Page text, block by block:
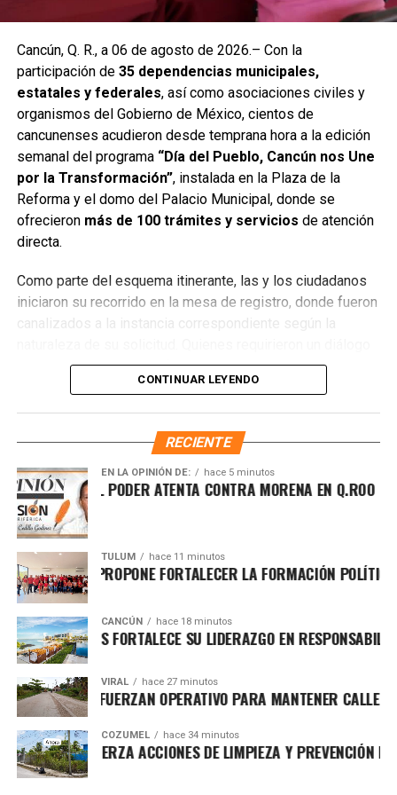
Recibe las noticias al instante
Únete al canal oficial de WhatsApp de
Quinto Poder y recibe las noticias más
importantes de Quintana Roo directamente
en tu teléfono.
Unirme al canal de WhatsApp
Cancún, Q. R., a 06 de agosto de 2026.– Con la
participación de 35 dependencias municipales,
estatales y federales, así como asociaciones civiles y
organismos del Gobierno de México, cientos de
cancunenses acudieron desde temprana hora a la edición
semanal del programa “Día del Pueblo, Cancún nos Une
por la Transformación”, instalada en la Plaza de la
Reforma y el domo del Palacio Municipal, donde se
ofrecieron más de 100 trámites y servicios de atención
directa.
Como parte del esquema itinerante, las y los ciudadanos
iniciaron su recorrido en la mesa de registro, donde fueron
canalizados a la instancia correspondiente según la
directo con la autoridad fueron atendidos personalmente
Encargada de Despacho de la Presidencia
Municipal, Landy Guadalupe Canché Pantoja, en
audiencias ciudadanas privadas que permitieron brindar
orientación inmediata, seguimiento a gestiones complejas
y atención a necesidades específicas de sus entornos
vecinales.
El personal de la Dirección de Atención Ciudadana recordó
CONTINUAR LEYENDO
RECIENTE
EN LA OPINIÓN DE: hace 5 minutos
POR EL PODER ATENTA CONTRA MORENA EN Q.ROO
TULUM hace 11 minutos
ALDAY PROPONE FORTALECER LA FORMACIÓN POLÍTICA
CANCÚN hace 18 minutos
BRISAS FORTALECE SU LIDERAZGO EN
VIRAL hace 27 minutos
REFUERZAN OPERATIVO PARA MANTENER CALLES
COZUMEL hace 34 minutos
REFUERZA ACCIONES DE LIMPIEZA Y PREVENCIÓN EN